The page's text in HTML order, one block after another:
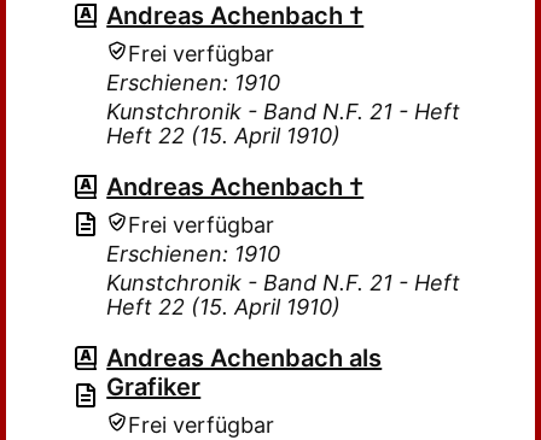
Andreas Achenbach †
Frei verfügbar
Erschienen: 1910
Kunstchronik - Band N.F. 21 - Heft
Heft 22 (15. April 1910)
Andreas Achenbach †
Frei verfügbar
Erschienen: 1910
Kunstchronik - Band N.F. 21 - Heft
Heft 22 (15. April 1910)
Andreas Achenbach als
Grafiker
Frei verfügbar